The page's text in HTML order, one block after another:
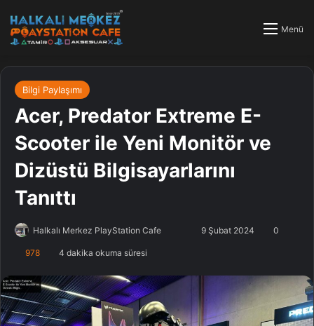
Menü
Bilgi Paylaşımı
Acer, Predator Extreme E-
Scooter ile Yeni Monitör ve
Dizüstü Bilgisayarlarını
Tanıttı
Halkalı Merkez PlayStation Cafe
l
w
e
p
9 Şubat 2024 0
978 4 dakika okuma süresi